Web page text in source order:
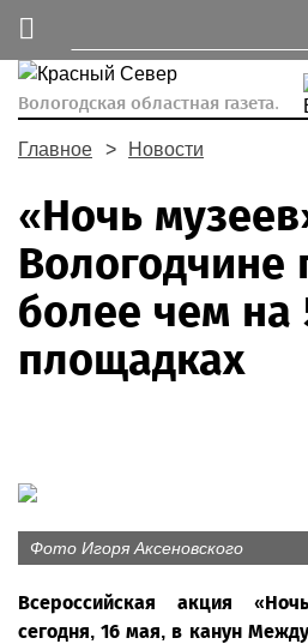
Вологодская областная газета.
Главное Новости
«Ночь
Вологодчине
более чем на
площадках
Фото Игоря Аксеновского
Всероссийская акция
сегодня, 16 мая, в канун